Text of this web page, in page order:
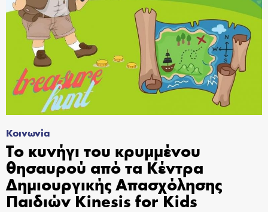
Κοινωνία
Το κυνήγι του κρυμμένου
θησαυρού από τα Κέντρα
Δημιουργικής Απασχόλησης
Παιδιών Kinesis for Kids